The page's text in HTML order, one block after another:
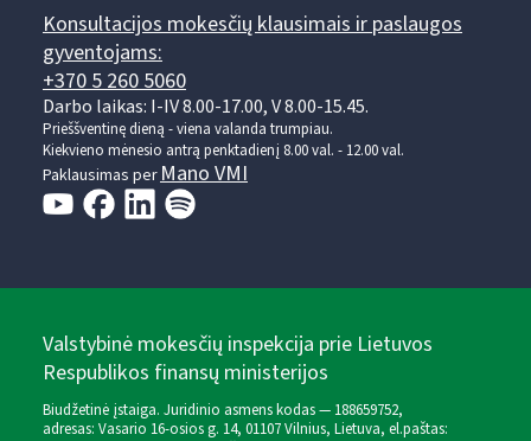
Konsultacijos mokesčių klausimais ir paslaugos
gyventojams:
+370 5 260 5060
Darbo laikas: I-IV 8.00-17.00, V 8.00-15.45.
Prieššventinę dieną - viena valanda trumpiau.
Kiekvieno mėnesio antrą penktadienį 8.00 val. - 12.00 val.
Paklausimas perMano VMI
Valstybinė mokesčių inspekcija prie Lietuvos
Respublikos finansų ministerijos
Biudžetinė įstaiga. Juridinio asmens kodas — 188659752,
adresas: Vasario 16-osios g. 14, 01107 Vilnius, Lietuva, el.paštas: